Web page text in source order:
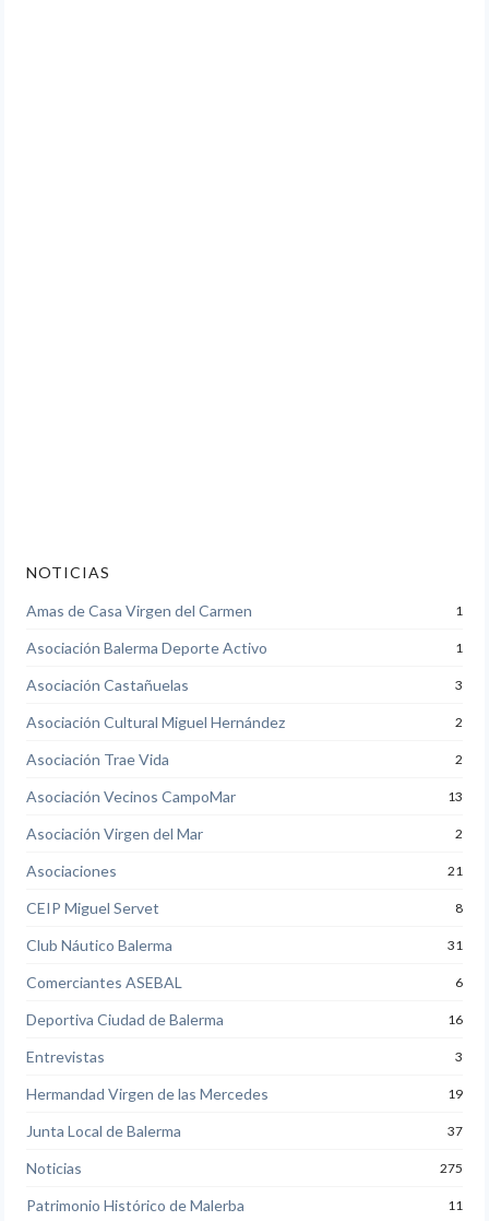
NOTICIAS
Amas de Casa Virgen del Carmen 1
Asociación Balerma Deporte Activo 1
Asociación Castañuelas 3
Asociación Cultural Miguel Hernández 2
Asociación Trae Vida 2
Asociación Vecinos CampoMar 13
Asociación Virgen del Mar 2
Asociaciones 21
CEIP Miguel Servet 8
Club Náutico Balerma 31
Comerciantes ASEBAL 6
Deportiva Ciudad de Balerma 16
Entrevistas 3
Hermandad Virgen de las Mercedes 19
Junta Local de Balerma 37
Noticias 275
Patrimonio Histórico de Malerba 11